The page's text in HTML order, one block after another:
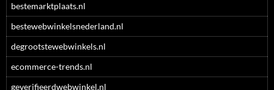
bestemarktplaats.nl
bestewebwinkelsnederland.nl
degrootstewebwinkels.nl
ecommerce-trends.nl
geverifieerdwebwinkel.nl